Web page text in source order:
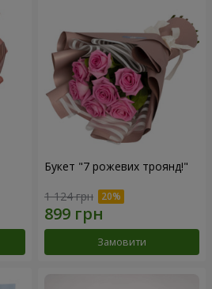
Букет "7 рожевих троянд!"
1 124 грн
Замовити